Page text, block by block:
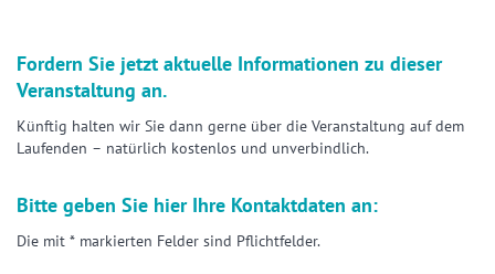
Fordern Sie jetzt aktuelle Informationen zu dieser
Veranstaltung an.
Künftig halten wir Sie dann gerne über die Veranstaltung auf dem
Laufenden – natürlich kostenlos und unverbindlich.
Bitte geben Sie hier Ihre Kontaktdaten an:
Die mit * markierten Felder sind Pflichtfelder.